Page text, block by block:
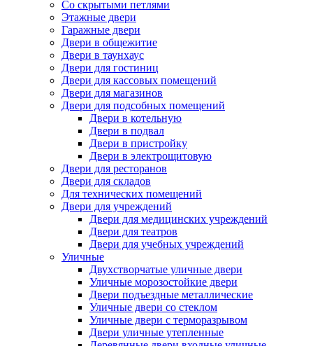
Со скрытыми петлями
Этажные двери
Гаражные двери
Двери в общежитие
Двери в таунхаус
Двери для гостиниц
Двери для кассовых помещений
Двери для магазинов
Двери для подсобных помещений
Двери в котельную
Двери в подвал
Двери в пристройку
Двери в электрощитовую
Двери для ресторанов
Двери для складов
Для технических помещений
Двери для учреждений
Двери для медицинских учреждений
Двери для театров
Двери для учебных учреждений
Уличные
Двухстворчатые уличные двери
Уличные морозостойкие двери
Двери подъездные металлические
Уличные двери со стеклом
Уличные двери с терморазрывом
Двери уличные утепленные